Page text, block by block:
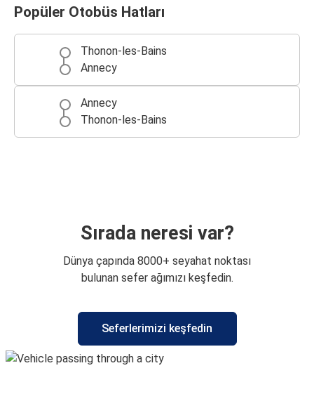
Popüler Otobüs Hatları
Thonon-les-Bains
Annecy
Annecy
Thonon-les-Bains
Sırada neresi var?
Dünya çapında 8000+ seyahat noktası
bulunan sefer ağımızı keşfedin.
Seferlerimizi keşfedin